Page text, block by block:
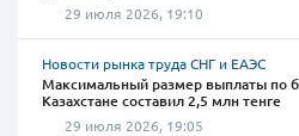
29 июля 2026, 19:10
Новости рынка труда СНГ и ЕАЭС
Максимальный размер выплаты по
Казахстане составил 2,5 млн тенге
29 июля 2026, 19:05